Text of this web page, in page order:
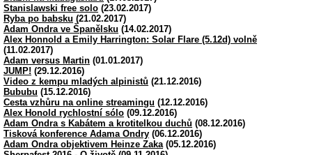
Stanislawski free solo (23.02.2017)
Ryba po babsku (21.02.2017)
Adam Ondra ve Španělsku (14.02.2017)
Alex Honnold a Emily Harrington: Solar Flare (5.12d) volně
(11.02.2017)
Adam versus Martin (01.01.2017)
JUMP! (29.12.2016)
Video z kempu mladých alpinistů (21.12.2016)
Bububu (15.12.2016)
Cesta vzhůru na online streamingu (12.12.2016)
Alex Honold rychlostní sólo (09.12.2016)
Adam Ondra s Kabátem a krotitelkou duchů (08.12.2016)
Tisková konference Adama Ondry (06.12.2016)
Adam Ondra objektivem Heinze Zaka (05.12.2016)